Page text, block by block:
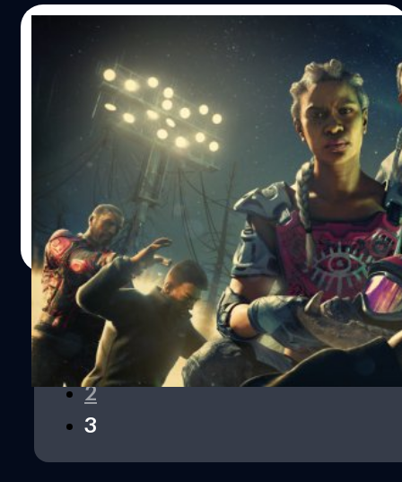
Far Cry New Dawn พัฒนาเสร็จแล้ว พร้อม
ปล่อยตัวอย่างเนื้อเรื่อง
หลังจากที่เกม Far Cry New Dawn เปิดตัวไปเมื่อเดือน
ธันวาคมที่ผ่านมา ล่าสุดค่ายเกม Ubisoft ได้ประกาศว่าตัวเกม
ได้เข้าสู่สถานะ Gone Gold หรือพัฒนาเสร็จเรียบร้อยและ
พร้อมที่จะเข้าสู่กระบวนการผลิตแล้ว พร้อมทั้งปล่อยตัวอย่าง
เนื้อเรื่องสุดเข้มข้นออกมาให้ชมกัน
https://youtu.be/tPANeDubeuI สำหรับ Far Cry New
Dawn เป็นเกมที่มีเนื้อเรื่องต่อจากเกม Far Cry 5 โดยมีเรื่องราว
เกิดขึ้นหลังจากผ่านสงครามนิวเคลียร์ไป 17 ปี ชาวเมือง Hope
County ที่เหลืออยู่ได้มีการแบ่งออกเป็นกลุ่มๆและสร้างกฎ
เกณฑ์ขึ้นมาเพื่อความอยู่รอด โดยกลุ่มที่มีอำนาจมากที่สุด
มีชื่อว่า Highwaymen ซึ่งมีหัวหน้ากลุ่มคือ สองพี่น้อง Mickey
และ Lou กลุ่มของสองพี่น้องคู่นี้ได้เข้าโจมตีและยึดเสบียง
อาหารจากกลุ่มอื่นๆ ทำให้คุณต้องร่วมมือกับกลุ่มที่เหลืออยู่
ปกป้องเมือง Hope County ให้พ้นจากการรุกรานของ
Highwaymen Far Cry New Dawn มีกำหนดวางจำหน่าย
อย่างเป็นทางการในวันที่ 15 กุมภาพันธ์ 2019 บนแพลตฟอร์ม
ศุภกร ประเสริฐศิลป์ | 2752 days ago
Read More
2
3